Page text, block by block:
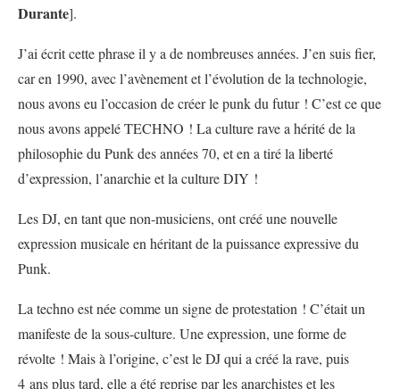
Durante].
J’ai écrit cette phrase il y a de nombreuses années. J’en suis fier,
car en 1990, avec l’avènement et l’évolution de la technologie,
nous avons eu l’occasion de créer le punk du futur ! C’est ce que
nous avons appelé TECHNO ! La culture rave a hérité de la
philosophie du Punk des années 70, et en a tiré la liberté
d’expression, l’anarchie et la culture DIY !
Les DJ, en tant que non-musiciens, ont créé une nouvelle
expression musicale en héritant de la puissance expressive du
Punk.
La techno est née comme un signe de protestation ! C’était un
manifeste de la sous-culture. Une expression, une forme de
révolte ! Mais à l’origine, c’est le DJ qui a créé la rave, puis
4 ans plus tard, elle a été reprise par les anarchistes et les